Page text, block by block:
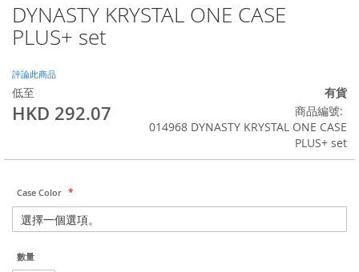
DYNASTY KRYSTAL ONE CASE
PLUS+ set
評論此商品
低至
HKD 292.07
有貨
商品編號
014968 DYNASTY KRYSTAL ONE CASE
PLUS+ set
Case Color
數量
Skip
to
the
of
the
images
gallery